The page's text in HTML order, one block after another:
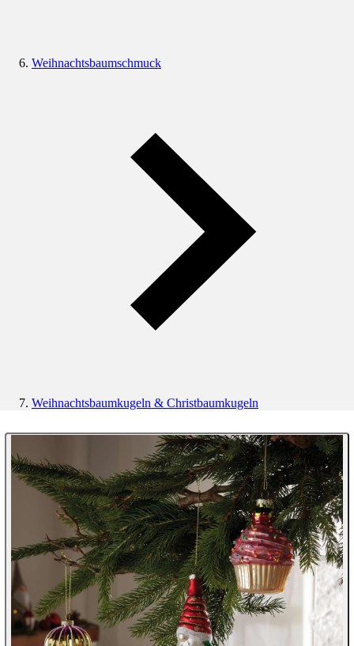
Weihnachtsbaumschmuck
Weihnachtsbaumkugeln & Christbaumkugeln